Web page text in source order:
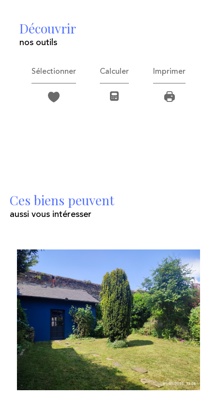
découvrir
nos outils
Sélectionner Calculer Imprimer
Ces biens peuvent
aussi vous intéresser